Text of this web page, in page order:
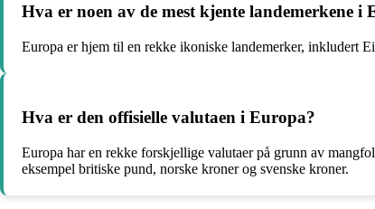
Hva er noen av de mest kjente landemerkene i
Europa er hjem til en rekke ikoniske landemerker, inkludert
Hva er den offisielle valutaen i Europa?
Europa har en rekke forskjellige valutaer på grunn av
eksempel britiske pund, norske kroner og svenske kroner.